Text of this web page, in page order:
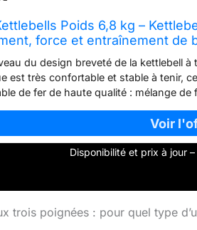
Poids 6,8 kg –
force et entraînement de
du design breveté de la kettlebell
est très confortable et stable à tenir,
de fer de haute qualité : mélange
revêtement en polypropylène
et améliorer l'apparence. Fond plat
les béquilles, les squats
les jambes,
Disponibilité et prix à jour
trois poignées : pour quel type